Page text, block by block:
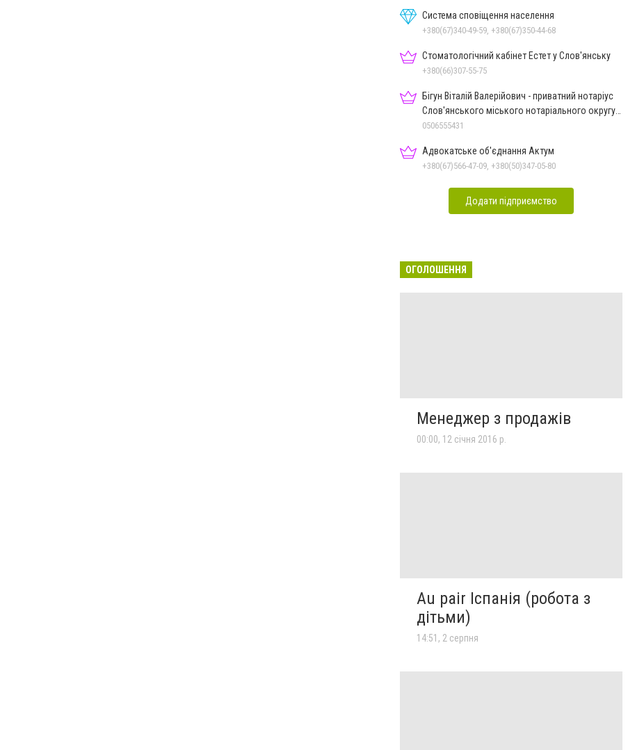
Система сповіщення населення
+380(67)340-49-59, +380(67)350-44-68
Стоматологічний кабінет Естет у Слов'янську
+380(66)307-55-75
Бігун Віталій Валерійович - приватний нотаріус
Слов'янського міського нотаріального округу
Дон.обл.
0506555431
Адвокатське об'єднання Актум
+380(67)566-47-09, +380(50)347-05-80
Додати підприємство
ОГОЛОШЕННЯ
Менеджер з продажів
00:00, 12 січня 2016 р.
Au pair Іспанія (робота з
дітьми)
14:51, 2 серпня